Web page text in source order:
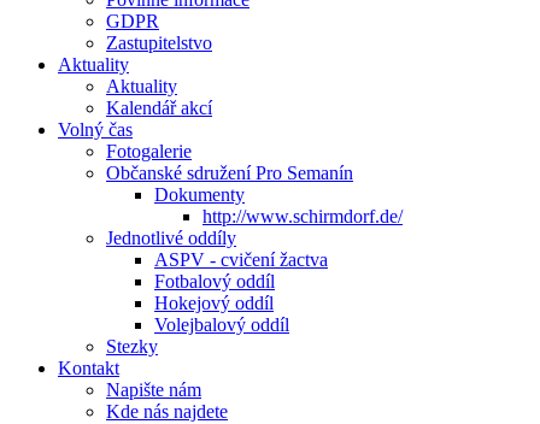
GDPR
Zastupitelstvo
Aktuality
Aktuality
Kalendář akcí
Volný čas
Fotogalerie
Občanské sdružení Pro Semanín
Dokumenty
http://www.schirmdorf.de/
Jednotlivé oddíly
ASPV - cvičení žactva
Fotbalový oddíl
Hokejový oddíl
Volejbalový oddíl
Stezky
Kontakt
Napište nám
Kde nás najdete